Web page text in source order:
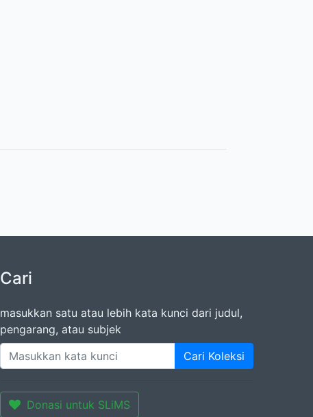
Cari
masukkan satu atau lebih kata kunci dari judul,
pengarang, atau subjek
Cari Koleksi
Donasi untuk SLiMS